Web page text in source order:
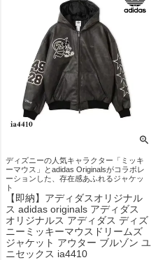
ディズニーの人気キャラクター「ミッキ
ーマウス」とadidas Originalsがコラボレ
ーションした、存在感あふれるジャケッ
ト
【即納】アディダスオリジナル
ス adidas originals アディダス
オリジナルス アディダス ディズ
ニーミッキーマウスドリームズ
ジャケット アウター ブルゾン ユ
ニセックス ia4410